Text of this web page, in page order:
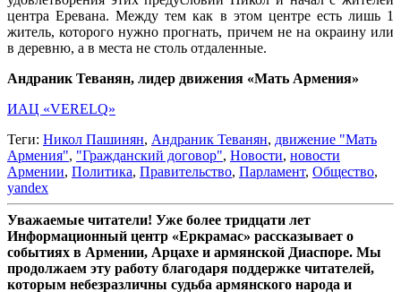
центра Еревана. Между тем как в этом центре есть лишь 1
житель, которого нужно прогнать, причем не на окраину или
в деревню, а в места не столь отдаленные.
Андраник Теванян, лидер движения «Мать Армения»
ИАЦ «VERELQ»
Теги: Никол Пашинян, Андраник Теванян, движение "Мать
Армения", "Гражданский договор", Новости, новости
Армении, Политика, Правительство, Парламент, Общество,
yandex
Уважаемые читатели! Уже более тридцати лет
Информационный центр «Еркрамас» рассказывает о
событиях в Армении, Арцахе и армянской Диаспоре. Мы
продолжаем эту работу благодаря поддержке читателей,
которым небезразличны судьба армянского народа и